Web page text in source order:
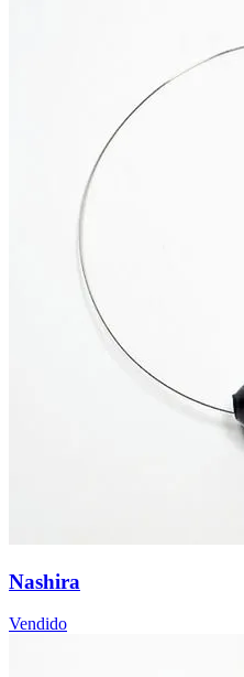
Nashira
Vendido